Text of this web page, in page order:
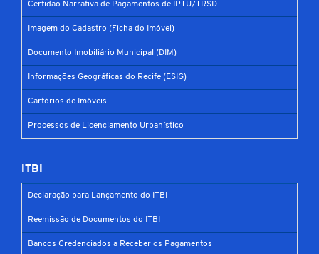
Certidão Narrativa de Pagamentos de IPTU/TRSD
Imagem do Cadastro (Ficha do Imóvel)
Documento Imobiliário Municipal (DIM)
Informações Geográficas do Recife (ESIG)
Cartórios de Imóveis
Processos de Licenciamento Urbanístico
ITBI
Declaração para Lançamento do ITBI
Reemissão de Documentos do ITBI
Bancos Credenciados a Receber os Pagamentos